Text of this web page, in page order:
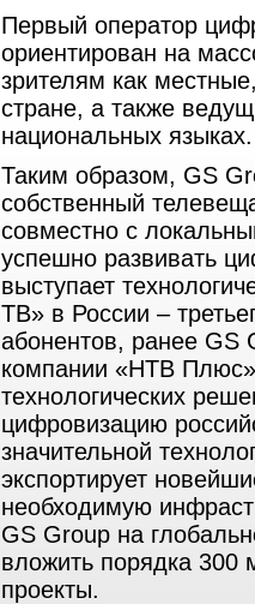
Первый оператор
ориентирован на
зрителям как
стране, а также
национальных языках.
Таким образом, GS
собственный
совместно с
успешно развивать
выступает
ТВ» в России –
абонентов, ранее GS
компании «НТВ
технологических
цифровизацию
значительной
экспортирует
необходимую
GS Group на
вложить порядка
проекты.